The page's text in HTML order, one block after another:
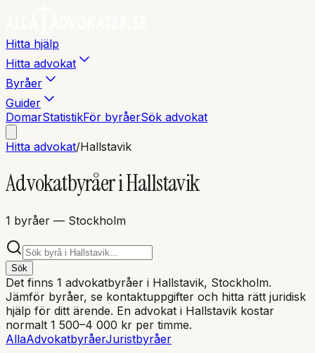
Hitta hjälp
Hitta advokat
Byråer
Guider
DomarStatistikFör byråerSök advokat
Hitta advokat/Hallstavik
Advokatbyråer iHallstavik
1 byråer — Stockholm
Sök
Det finns 1 advokatbyråer i Hallstavik, Stockholm.
Jämför byråer, se kontaktuppgifter och hitta rätt juridisk
hjälp för ditt ärende. En advokat i Hallstavik kostar
normalt 1 500–4 000 kr per timme.
AllaAdvokatbyråerJuristbyråer